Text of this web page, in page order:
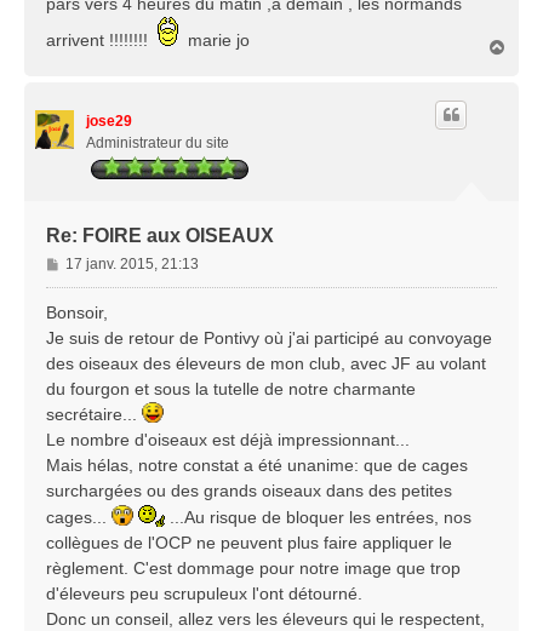
g
arrivent !!!!!!!!
marie jo
jose29
Administrateur du site
Re: FOIRE aux OISEAUX
M
e
s
g
e
17 janv. 2015, 21:13
Bonsoir,
Je suis de retour de Pontivy où j'ai participé au convoyage
des oiseaux des éleveurs de mon club, avec JF au volant
du fourgon et sous la tutelle de notre charmante
secrétaire...
Le nombre d'oiseaux est déjà impressionnant...
Mais hélas, notre constat a été unanime: que de cages
surchargées ou des grands oiseaux dans des petites
cages...
...Au risque de bloquer les entrées, nos
collègues de l'OCP ne peuvent plus faire appliquer le
règlement. C'est dommage pour notre image que trop
d'éleveurs peu scrupuleux l'ont détourné.
Donc un conseil, allez vers les éleveurs qui le respectent,